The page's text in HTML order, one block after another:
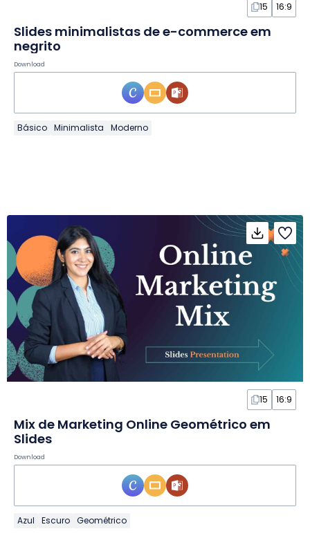
15 16:9
Slides minimalistas de e-commerce em
negrito
Download
Básico Minimalista Moderno
15 16:9
Mix de Marketing Online Geométrico em
Slides
Download
Azul Escuro Geométrico